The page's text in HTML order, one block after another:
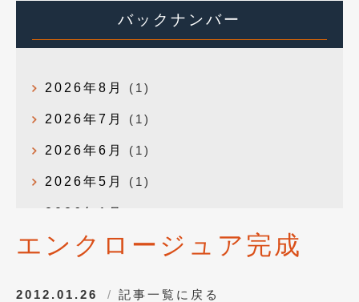
バックナンバー
2026年8月 (1)
2026年7月 (1)
2026年6月 (1)
2026年5月 (1)
2026年1月
2025年12月 (3)
エンクロージュア完成
2012.01.26 記事一覧に戻る